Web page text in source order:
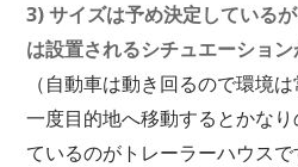
3) サイズは予め決定している
は設置されるシチュエーショ
（自動車は動き回るので環境
一度目的地へ移動するとかな
ているのがトレーラーハウス